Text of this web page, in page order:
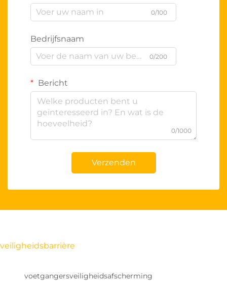
0/100
Bedrijfsnaam
0/200
Bericht
0/1000
Verzenden
veiligheidsbarrière
voetgangersveiligheidsafscherming